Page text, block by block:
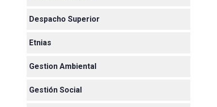
Despacho Superior
Etnias
Gestion Ambiental
Gestión Social